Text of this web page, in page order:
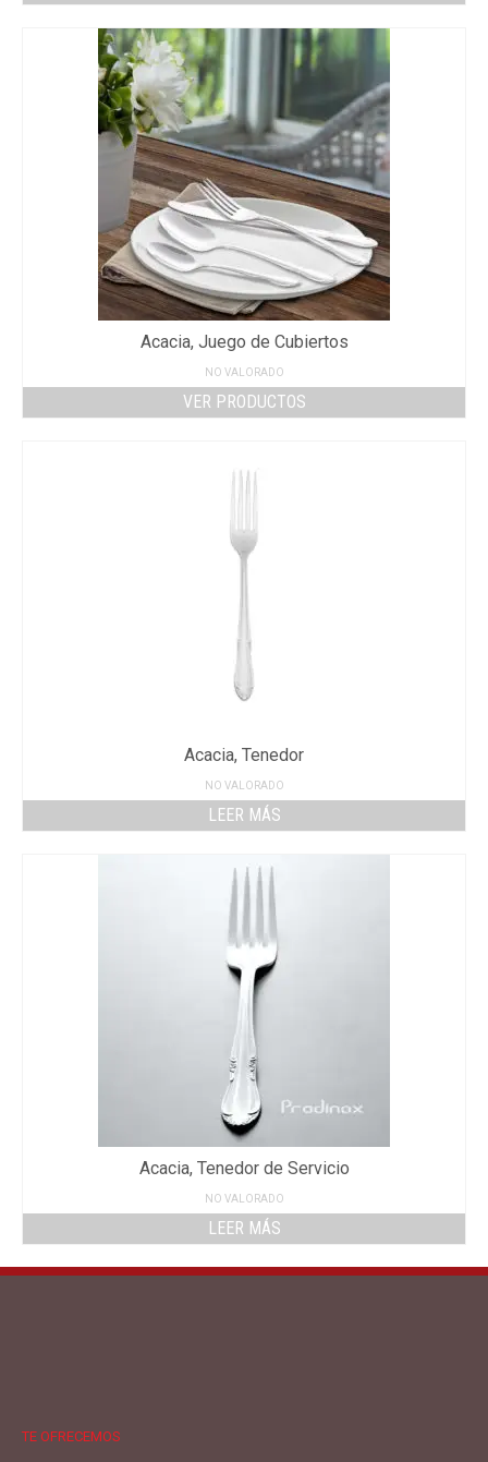
Acacia, Juego de Cubiertos
NO VALORADO
VER PRODUCTOS
Acacia, Tenedor
NO VALORADO
LEER MÁS
Acacia, Tenedor de Servicio
NO VALORADO
LEER MÁS
TE OFRECEMOS